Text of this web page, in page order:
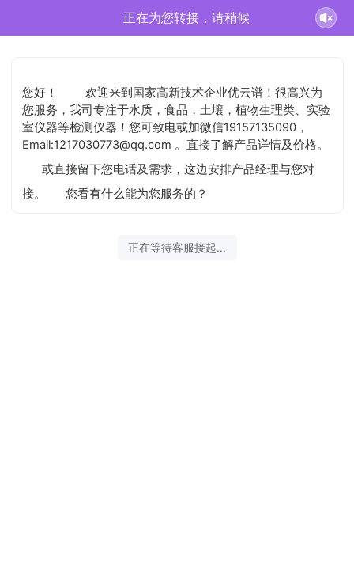
正在为您转接，请稍候
您好！
欢迎来到国家高新技术企业优云谱！很高兴为
您服务，我司专注于水质，食品，土壤，植物生理类、实验
室仪器等检测仪器！您可致电或加微信19157135090，
Email:1217030773@qq.com 。直接了解产品详情及价格。
或直接留下您电话及需求，这边安排产品经理与您对
接。
您看有什么能为您服务的？
正在等待客服接起...